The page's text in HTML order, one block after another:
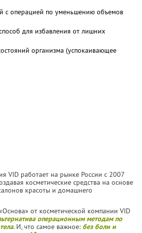
с операцией по уменьшению объемов
для избавления от лишних
организма (успокаивающее
VID работает на рынке России с 2007
косметические средства на основе
красоты и домашнего
от косметической компании VID
операционным методам по
. И, что самое важное: без боли и